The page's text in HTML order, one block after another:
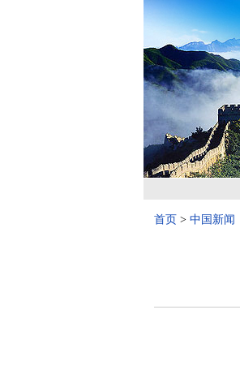
首页 > 中国新闻